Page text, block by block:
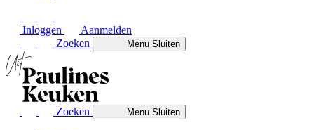
Inloggen
Aanmelden
Zoeken
MenuSluiten
Zoeken MenuSluiten